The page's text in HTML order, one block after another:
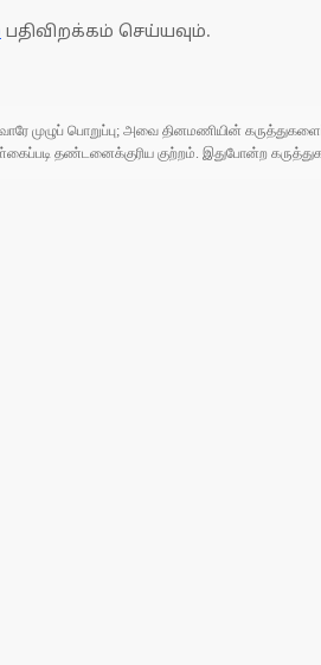
பதிவிறக்கம் செய்யவும்.
முழுப் பொறுப்பு; அவை தினமணியின்
தண்டனைக்குரிய குற்றம். இதுபோன்ற